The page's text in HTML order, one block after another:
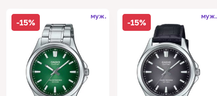
-15%
муж.
-15%
муж.